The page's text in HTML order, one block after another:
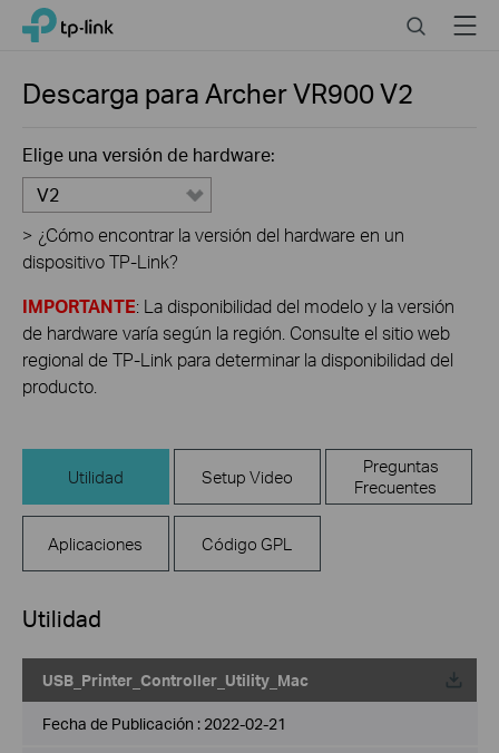
Click
navigation
TP-Link, Reliably Smart SearchMenu
Descarga paraArcher VR900V2
Elige una versión de hardware:
V2
> ¿Cómo encontrar la versión del hardware en un
dispositivo TP-Link?
IMPORTANTE: La disponibilidad del modelo y la versión
de hardware varía según la región. Consulte el sitio web
regional de TP-Link para determinar la disponibilidad del
producto.
Utilidad Setup Video
Preguntas
Frecuentes
Aplicaciones Código GPL
Utilidad
USB_Printer_Controller_Utility_Mac
Fecha de Publicación : 2022-02-21